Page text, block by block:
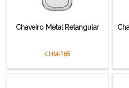
Chaveiro Metal Retangular
CHM-165